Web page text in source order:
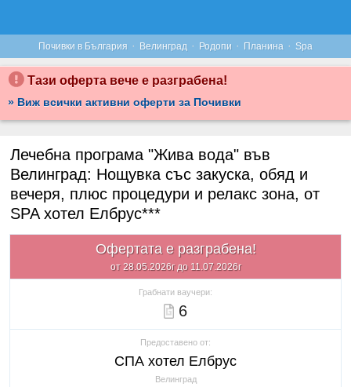
Почивки в България · Велинград · Родопи · Планина · Spa
Тази оферта вече е разграбена!
» Виж всички активни оферти за Почивки
Лечебна програма "Жива вода" във
Велинград: Нощувка със закуска, обяд и
вечеря, плюс процедури и релакс зона, от
SPA хотел Елбрус***
Офертата е разграбена!
от 28.05.2026г до 11.07.2026г
Грабнати ваучери:
6
Предоставено от:
СПА хотел Елбрус
Велинград